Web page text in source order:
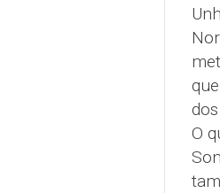
O